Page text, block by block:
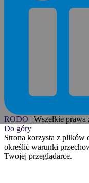
RODO | Wszelkie
Do góry
Strona korzysta z plików
określić warunki
Twojej przeglądarce.